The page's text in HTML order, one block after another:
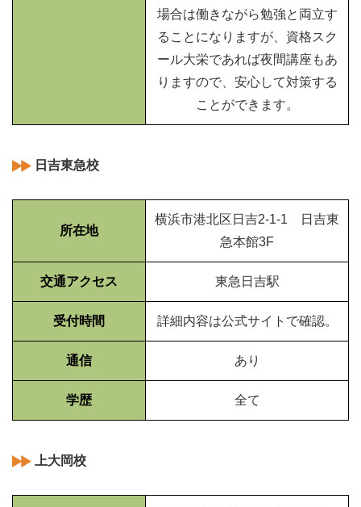
場合は働きながら勉強と両立す
ることになりますが、資格スク
ール大栄であれば夜間講座もあ
りますので、安心して対策する
ことができます。
日吉東急校
所在地
横浜市港北区日吉2-1-1 日吉東
急本館3F
交通アクセス 東急日吉駅
受付時間 詳細内容は公式サイトで確認。
通信 あり
学歴 全て
上大岡校